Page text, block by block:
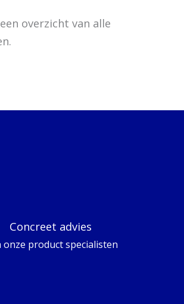
overzicht van alle
Concreet advies
onze product specialisten